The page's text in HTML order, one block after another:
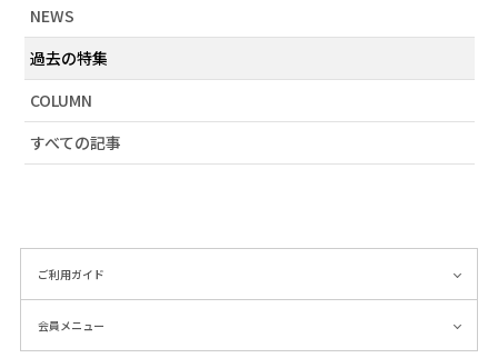
# 2019SS
# アーティストコラボ
# ラビル
# カタログ掲載
# 春物新作
# ワンピース
# 海柄
# ネオンカラー
NEWS
過去の特集
COLUMN
すべての記事
ご利用ガイド
会員メニュー